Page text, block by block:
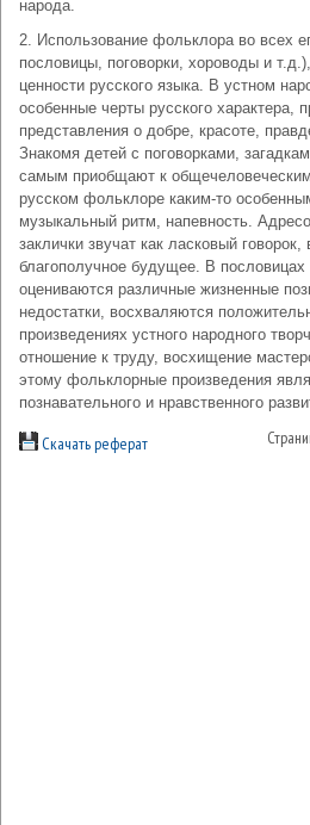
народа.
2. Использование фольклора во всех
пословицы, поговорки, хороводы и
ценности русского языка. В устном
особенные черты русского характера,
представления о добре, красоте,
Знакомя детей с поговорками,
самым приобщают к
русском фольклоре каким-то
музыкальный ритм, напевность.
заклички звучат как ласковый
благополучное будущее. В пословицах
оцениваются различные жизненные
недостатки, восхваляются
произведениях устного народного
отношение к труду, восхищение
этому фольклорные произведения
познавательного и нравственного
Скачать реферат